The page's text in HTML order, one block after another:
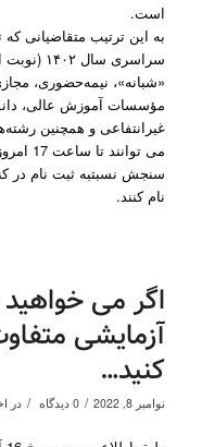
است.
به این ترتیب متقاضیانی
سراسری‌
«شبانه»، نیمه‌حضوری،
مؤسسات‌ آموزش‌ عالی،
غیرانتفاعی و همچنین
می
سنجش نسبتبه ثبت نام در
نام کنند.
اگر می
آزمایشی
کنید…
نوامبر 8, 2022 / 0 دیدگاه / در